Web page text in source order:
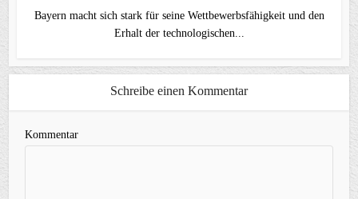
Bayern macht sich stark für seine Wettbewerbsfähigkeit und den
Erhalt der technologischen...
Schreibe einen Kommentar
Kommentar